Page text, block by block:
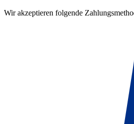
Wir akzeptieren folgende